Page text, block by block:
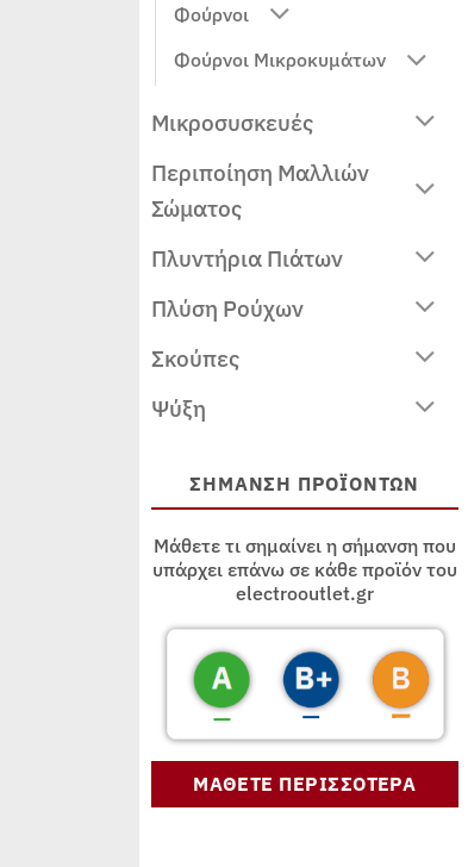
Φούρνοι
Φούρνοι Μικροκυμάτων
Μικροσυσκευές
Περιποίηση Μαλλιών
Σώματος
Πλυντήρια Πιάτων
Πλύση Ρούχων
Σκούπες
Ψύξη
ΣΗΜΑΝΣΗ ΠΡΟΪΟΝΤΩΝ
Μάθετε τι σημαίνει η σήμανση που
υπάρχει επάνω σε κάθε προϊόν του
electrooutlet.gr
ΜΑΘΕΤΕ ΠΕΡΙΣΣΟΤΕΡΑ